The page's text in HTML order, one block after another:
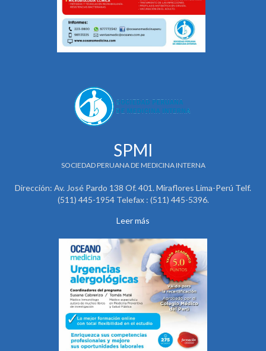
SPMI
SOCIEDAD PERUANA DE MEDICINA INTERNA
Dirección: Av. José Pardo 138 Of. 401. Miraflores Lima-Perú Telf.
(511) 445-1954 Telefax : (511) 445-5396.
Leer más